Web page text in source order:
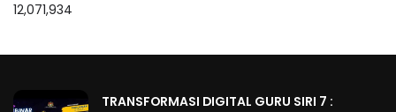
12,071,934
TRANSFORMASI DIGITAL GURU SIRI 7 :